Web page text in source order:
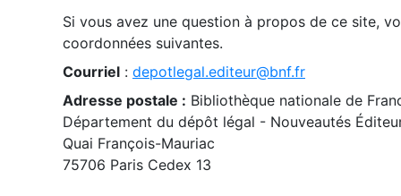
Si vous avez une question à propos de ce site,
coordonnées suivantes.
Courriel : depotlegal.editeur@bnf.fr
Adresse postale : Bibliothèque nationale de
Département du dépôt légal - Nouveautés
Quai François-Mauriac
75706 Paris Cedex 13